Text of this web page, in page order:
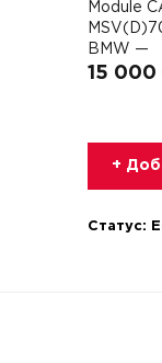
Module
BMW —
15 000
+
Статус: